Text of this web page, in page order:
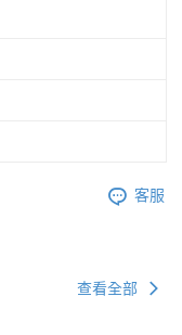
客服
查看全部